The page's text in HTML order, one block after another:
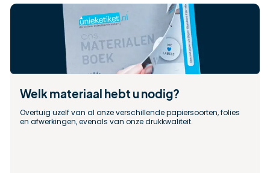
Welk materiaal hebt u nodig?
Overtuig uzelf van al onze verschillende papiersoorten, folies
en afwerkingen, evenals van onze drukkwaliteit.